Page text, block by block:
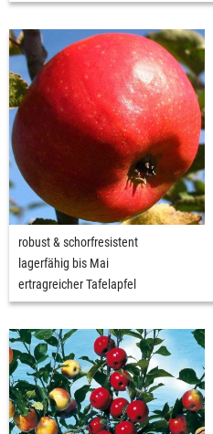
robust & schorfresistent
lagerfähig bis Mai
ertragreicher Tafelapfel